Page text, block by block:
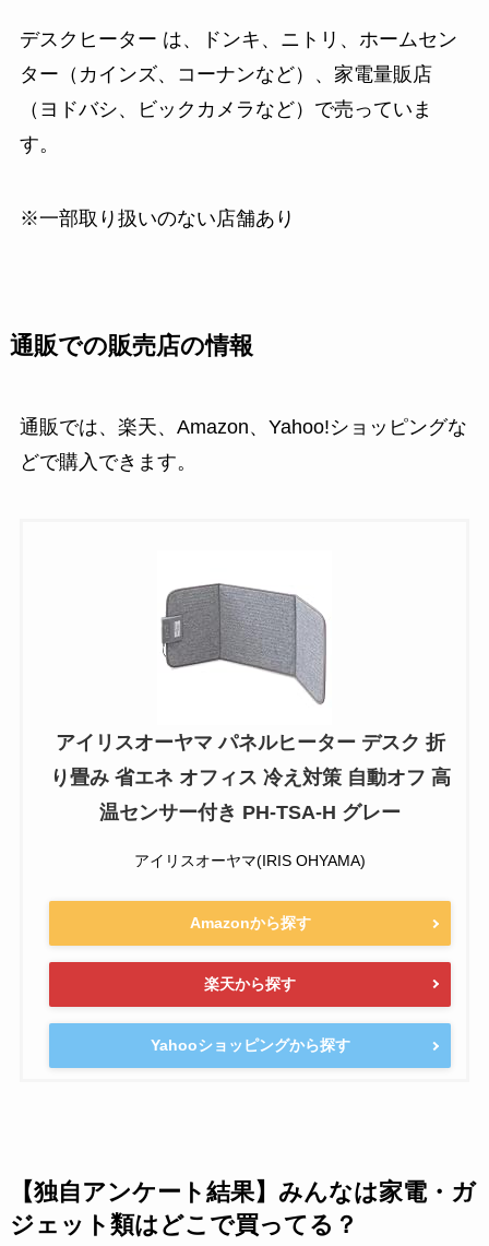
デスクヒーター は、ドンキ、ニトリ、ホームセン
ター（カインズ、コーナンなど）、家電量販店
（ヨドバシ、ビックカメラなど）で売っていま
す。
※一部取り扱いのない店舗あり
通販での販売店の情報
通販では、楽天、Amazon、Yahoo!ショッピングな
どで購入できます。
アイリスオーヤマ パネルヒーター デスク 折
り畳み 省エネ オフィス 冷え対策 自動オフ 高
温センサー付き PH-TSA-H グレー
アイリスオーヤマ(IRIS OHYAMA)
Amazonから探す
楽天から探す
Yahooショッピングから探す
【独自アンケート結果】みんなは家電・ガ
ジェット類はどこで買ってる？